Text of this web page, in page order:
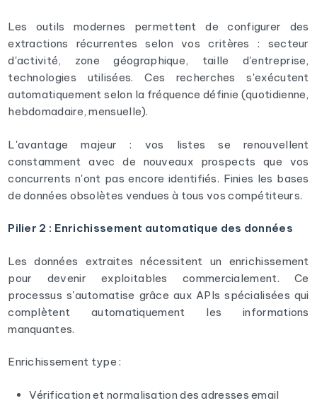
Les outils modernes permettent de configurer des
extractions récurrentes selon vos critères : secteur
d'activité, zone géographique, taille d'entreprise,
technologies utilisées. Ces recherches s'exécutent
automatiquement selon la fréquence définie (quotidienne,
hebdomadaire, mensuelle).
L'avantage majeur : vos listes se renouvellent
constamment avec de nouveaux prospects que vos
concurrents n'ont pas encore identifiés. Finies les bases
de données obsolètes vendues à tous vos compétiteurs.
Pilier 2 : Enrichissement automatique des données
Les données extraites nécessitent un enrichissement
pour devenir exploitables commercialement. Ce
processus s'automatise grâce aux APIs spécialisées qui
complètent automatiquement les informations
manquantes.
Enrichissement type :
Vérification et normalisation des adresses email